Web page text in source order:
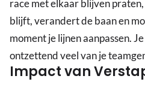
race met elkaar blijven
blijft, verandert de baan en
moment je lijnen aanpassen.
ontzettend veel van je
Impact van